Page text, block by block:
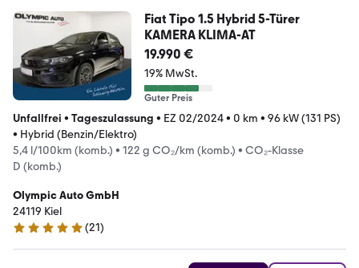
Fiat Tipo 1.5 Hybrid 5-Türer
KAMERA KLIMA-AT
19.990 €
19% MwSt.
Guter Preis
Unfallfrei • Tageszulassung • EZ 02/2024• 0 km • 96 kW (131 PS)
• Hybrid (Benzin/Elektro)
5,4 l/100km (komb.) • 122 g CO₂/km (komb.) • CO₂-Klasse
D (komb.)
Olympic Auto GmbH
24119 Kiel
5 Sterne
(21)